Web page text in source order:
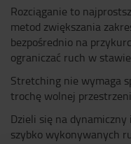
Rozciąganie to
metod zwiększania
bezpośrednio na
ograniczać ruch w
Stretching nie wymaga
trochę wolnej
Dzieli się na
szybko wykonywanych